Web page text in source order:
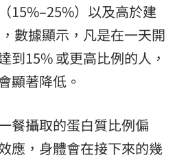
15%–25%）以及高於建
數據顯示，凡是在一天開
到15% 或更高比例的人，
顯著降低。
餐攝取的蛋白質比例偏
應，身體會在接下來的幾